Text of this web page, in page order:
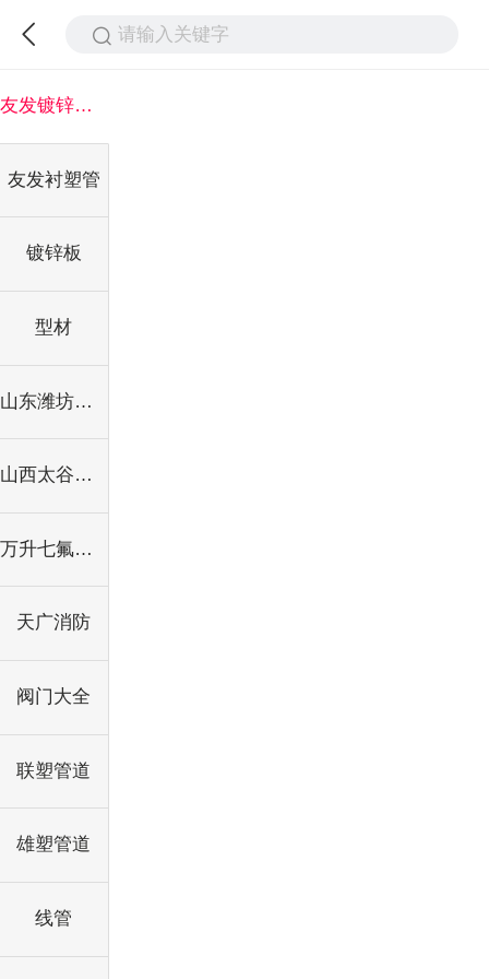
请输入关键字
友发镀锌钢管
友发衬塑管
镀锌板
型材
山东潍坊沟槽管件
山西太谷龙成镀锌钢塑管件
万升七氟丙烷灭火装置
天广消防
阀门大全
联塑管道
雄塑管道
线管